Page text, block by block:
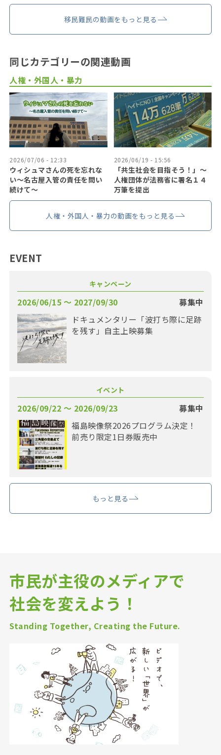
移民難民の動画をもっと見る
同じカテゴリーの関連動画
人権・外国人・暴力
2026/07/06 - 12:33
ウィシュマさんの死を忘れな
い〜名古屋入管の責任を問い
続けて〜
2026/06/19 - 15:56
「共生社会を目指そう！」〜
人権団体が法務省に署名１４
万筆を提出
人権・外国人・暴力の動画をもっと見る
EVENT
キャンペーン
2026/06/15 〜 2027/09/30
募集中
ドキュメンタリー「波打ち際に足跡
を残す」自主上映募集
イベント
2026/09/22 〜 2026/09/23
募集中
福島映像祭2026プログラム決定！
前売り限定1日券販売中
もっと見る
市民が主役のメディアで
社会を変えよう！
Standing Together, Creating the Future.